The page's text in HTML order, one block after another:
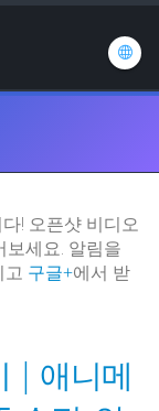
! 오픈샷 비디오
세요. 알림을
고 구글+에서 받
| 애니메